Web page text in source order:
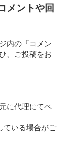
メントや回
内の『コメン
、ご投稿をお
に代理にてペ
ている場合がご